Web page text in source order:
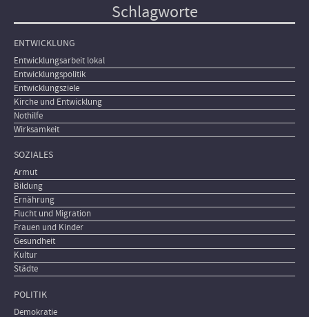
Schlagworte
ENTWICKLUNG
Entwicklungsarbeit lokal
Entwicklungspolitik
Entwicklungsziele
Kirche und Entwicklung
Nothilfe
Wirksamkeit
SOZIALES
Armut
Bildung
Ernährung
Flucht und Migration
Frauen und Kinder
Gesundheit
Kultur
Städte
POLITIK
Demokratie